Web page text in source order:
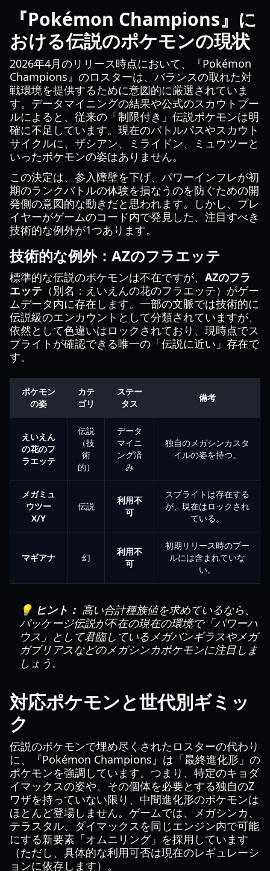
『Pokémon Champions』に
おける伝説のポケモンの現状
2026年4月のリリース時点において、『Pokémon
Champions』のロスターは、バランスの取れた対
戦環境を提供するために意図的に厳選されていま
す。データマイニングの結果や公式のスカウトプー
ルによると、従来の「制限付き」伝説ポケモンは明
確に不足しています。現在のバトルパスやスカウト
サイクルに、ザシアン、ミライドン、ミュウツーと
いったポケモンの姿はありません。
この決定は、参入障壁を下げ、パワーインフレが初
期のランクバトルの体験を損なうのを防ぐための開
発側の意図的な動きだと思われます。しかし、プレ
イヤーがゲームのコード内で発見した、注目すべき
技術的な例外が1つあります。
技術的な例外：AZのフラエッテ
標準的な伝説のポケモンは不在ですが、 AZのフラ
エッテ （別名：えいえんの花のフラエッテ）がゲー
ムデータ内に存在します。一部の文脈では技術的に
伝説級のエンカウントとして分類されていますが、
依然として色違いはロックされており、現時点でス
プライトが確認できる唯一の「伝説に近い」存在で
す。
ポケモン
の姿
カテ
ゴリ
ステー
タス
備考
えいえん
の花のフ
ラエッテ
伝説
（技
術
的）
データ
マイニ
ング済
み
独自のメガシンカスタ
イルの姿を持つ。
メガミュ
ウツー
X/Y
伝説
利用不
可
スプライトは存在する
が、現在はロックされ
ている。
マギアナ 幻
利用不
可
初期リリース時のプー
ルには含まれていな
い。
💡 ヒント： 高い合計種族値を求めているなら、
パッケージ伝説が不在の現在の環境で「パワーハ
ウス」として君臨しているメガバンギラスやメガ
ガブリアスなどのメガシンカポケモンに注目しま
しょう。
対応ポケモンと世代別ギミッ
ク
伝説のポケモンで埋め尽くされたロスターの代わり
に、『Pokémon Champions』は「最終進化形」の
ポケモンを強調しています。つまり、特定のキョダ
イマックスの姿や、その個体を必要とする独自のZ
ワザを持っていない限り、中間進化形のポケモンは
ほとんど登場しません。ゲームでは、メガシンカ、
テラスタル、ダイマックスを同じエンジン内で可能
にする新要素「オムニリング」を採用しています
（ただし、具体的な利用可否は現在のレギュレーシ
ョンに依存します）。